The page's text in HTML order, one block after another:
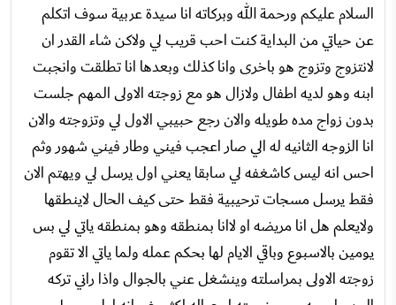
السلام عليكم ورحمة الله وبركاته انا سيدة عربية سوف اتكلم
عن حياتي من البداية كنت احب قريب لي ولاكن شاء القدر ان
لانتزوج وتزوج هو باخرى وانا كذلك وبعدها انا تطلقت وانجبت
ابنه وهو لديه اطفال ولازال هو مع زوجته الاولى المهم جلست
بدون زواج مده طويله والان رجع حبيبي الاول لي وتزوجته والان
انا الزوجه الثانيه له الي صار اعجب فيني وطار فيني شهور وثم
احس انه ليس كاشغفه لي سابقا يعني اول يرسل لي ويهتم الان
فقط يرسل مسجات ترحيبية فقط حتى كيف الحال لاينطقها
ولايعلم هل انا مريضه او لاانا بمنطقه وهو بمنطقه ياتي لي بس
يومين بالاسبوع وباقي الايام لها بحكم عمله ولما ياتي الا تقوم
زوجته الاولى بمراسلته وينشغل عني بالجوال واذا راني تركه